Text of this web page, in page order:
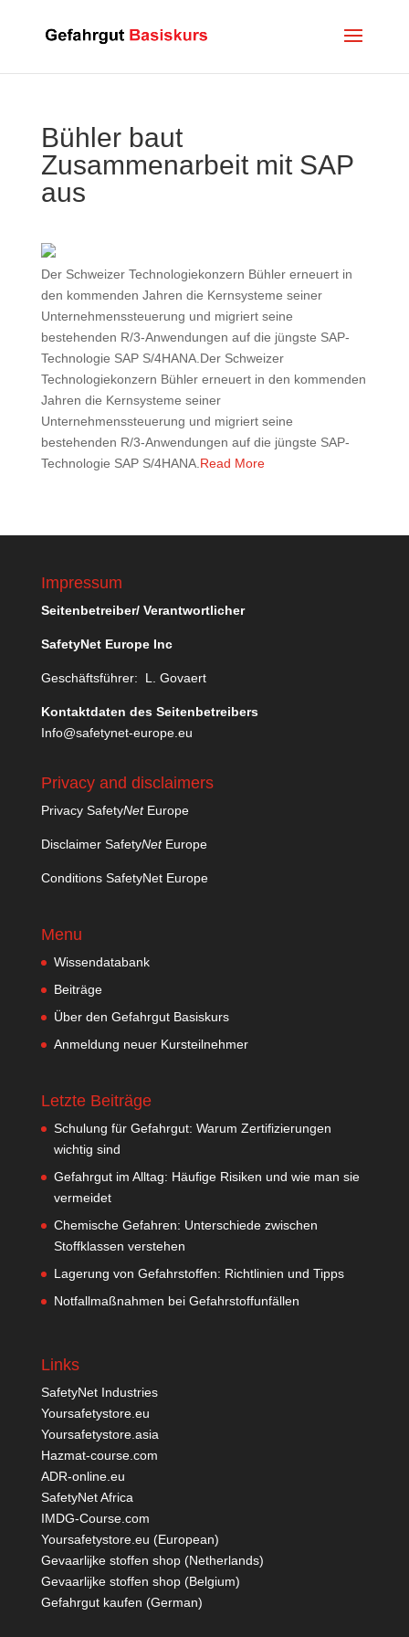
Bühler baut
Zusammenarbeit mit SAP
aus
Der Schweizer Technologiekonzern Bühler erneuert in
den kommenden Jahren die Kernsysteme seiner
Unternehmenssteuerung und migriert seine
bestehenden R/3-Anwendungen auf die jüngste SAP-
Technologie SAP S/4HANA.Der Schweizer
Technologiekonzern Bühler erneuert in den kommenden
Jahren die Kernsysteme seiner
Unternehmenssteuerung und migriert seine
bestehenden R/3-Anwendungen auf die jüngste SAP-
Technologie SAP S/4HANA. Read More
Impressum
Seitenbetreiber/ Verantwortlicher
SafetyNet Europe Inc
Geschäftsführer: L. Govaert
Kontaktdaten des Seitenbetreibers
Info@safetynet-europe.eu
Privacy and disclaimers
Privacy SafetyNetEurope
Disclaimer SafetyNetEurope
Conditions SafetyNet Europe
Menu
Wissendatabank
Beiträge
Über den Gefahrgut Basiskurs
Anmeldung neuer Kursteilnehmer
Letzte Beiträge
Schulung für Gefahrgut: Warum Zertifizierungen
wichtig sind
Gefahrgut im Alltag: Häufige Risiken und wie man sie
vermeidet
Chemische Gefahren: Unterschiede zwischen
Stoffklassen verstehen
Lagerung von Gefahrstoffen: Richtlinien und Tipps
Notfallmaßnahmen bei Gefahrstoffunfällen
Links
SafetyNet Industries
Yoursafetystore.eu
Yoursafetystore.asia
Hazmat-course.com
ADR-online.eu
SafetyNet Africa
IMDG-Course.com
Yoursafetystore.eu (European)
Gevaarlijke stoffen shop (Netherlands)
Gevaarlijke stoffen shop (Belgium)
Gefahrgut kaufen (German)